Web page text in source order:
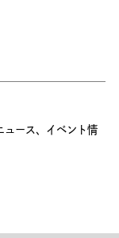
ュース、イベント情